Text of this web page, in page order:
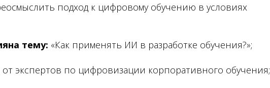
подход к цифровому обучению в условиях
тему: «Как применять ИИ в разработке обучения?»;
от экспертов по цифровизации корпоративного обучения;